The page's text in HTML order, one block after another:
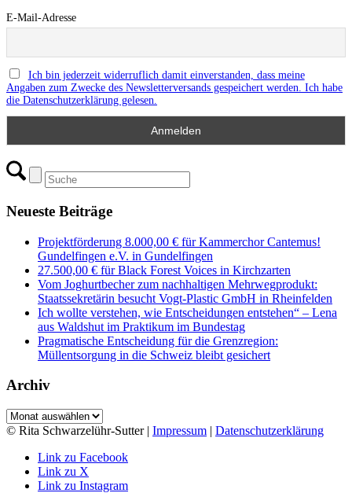
E-Mail-Adresse
Ich bin jederzeit widerruflich damit einverstanden, dass meine
Angaben zum Zwecke des Newsletterversands gespeichert werden. Ich habe
die Datenschutzerklärung gelesen.
Neueste Beiträge
Projektförderung 8.000,00 € für Kammerchor Cantemus!
Gundelfingen e.V. in Gundelfingen
27.500,00 € für Black Forest Voices in Kirchzarten
Vom Joghurtbecher zum nachhaltigen Mehrwegprodukt:
Staatssekretärin besucht Vogt-Plastic GmbH in Rheinfelden
Ich wollte verstehen, wie Entscheidungen entstehen“ – Lena
aus Waldshut im Praktikum im Bundestag
Pragmatische Entscheidung für die Grenzregion:
Müllentsorgung in die Schweiz bleibt gesichert
Archiv
Archiv
© Rita Schwarzelühr-Sutter | Impressum | Datenschutzerklärung
Link zu Facebook
Link zu X
Link zu Instagram